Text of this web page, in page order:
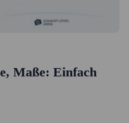
Maße: Einfach